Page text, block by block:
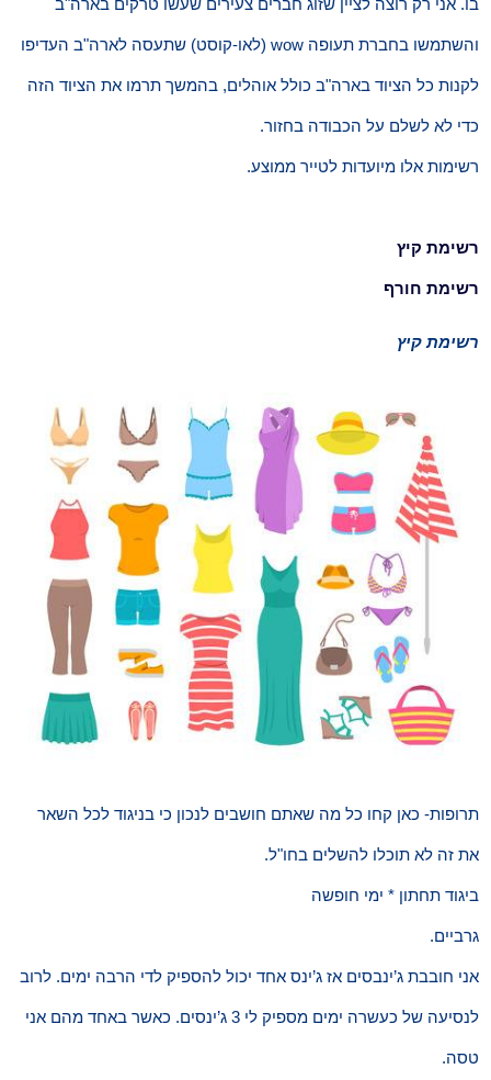
בו. אני רק רוצה לציין שזוג חברים צעירים שעשו טרקים בארה"ב
והשתמשו בחברת תעופה wow (לאו-קוסט) שתעסה לארה"ב העדיפו
לקנות כל הציוד בארה"ב כולל אוהלים, בהמשך תרמו את הציוד הזה
כדי לא לשלם על הכבודה בחזור.
רשימות אלו מיועדות לטייר ממוצע.
רשימת קיץ
רשימת חורף
רשימת קיץ
תרופות- כאן קחו כל מה שאתם חושבים לנכון כי בניגוד לכל השאר
את זה לא תוכלו להשלים בחו"ל.
ביגוד תחתון * ימי חופשה
גרביים.
אני חובבת ג’ינבסים אז ג’ינס אחד יכול להספיק לדי הרבה ימים. לרוב
לנסיעה של כעשרה ימים מספיק לי 3 ג’ינסים. כאשר באחד מהם אני
טסה.